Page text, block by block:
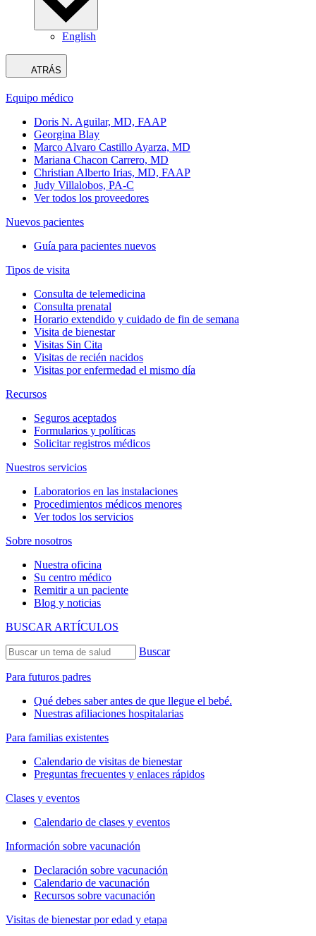
English
ATRÁS
Equipo médico
Doris N. Aguilar, MD, FAAP
Georgina Blay
Marco Alvaro Castillo Ayarza, MD
Mariana Chacon Carrero, MD
Christian Alberto Irias, MD, FAAP
Judy Villalobos, PA-C
Ver todos los proveedores
Nuevos pacientes
Guía para pacientes nuevos
Tipos de visita
Consulta de telemedicina
Consulta prenatal
Horario extendido y cuidado de fin de semana
Visita de bienestar
Visitas Sin Cita
Visitas de recién nacidos
Visitas por enfermedad el mismo día
Recursos
Seguros aceptados
Formularios y políticas
Solicitar registros médicos
Nuestros servicios
Laboratorios en las instalaciones
Procedimientos médicos menores
Ver todos los servicios
Sobre nosotros
Nuestra oficina
Su centro médico
Remitir a un paciente
Blog y noticias
BUSCAR ARTÍCULOS
Buscar
Para futuros padres
Qué debes saber antes de que llegue el bebé.
Nuestras afiliaciones hospitalarias
Para familias existentes
Calendario de visitas de bienestar
Preguntas frecuentes y enlaces rápidos
Clases y eventos
Calendario de clases y eventos
Información sobre vacunación
Declaración sobre vacunación
Calendario de vacunación
Recursos sobre vacunación
Visitas de bienestar por edad y etapa